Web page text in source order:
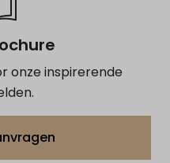
onze inspirerende